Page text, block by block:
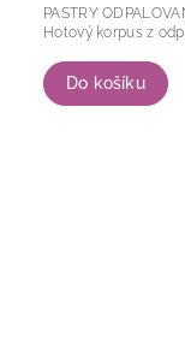
Do košíku
PASTRY
Hotový korpus z